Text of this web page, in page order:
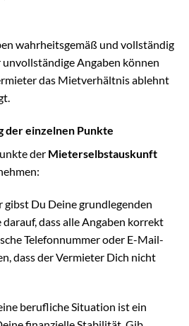
wahrheitsgemäß und vollständig
unvollständige Angaben können
das Mietverhältnis ablehnt
einzelnen Punkte
der Mieterselbstauskunft
gibst Du Deine grundlegenden
dass alle Angaben korrekt
Telefonnummer oder E-Mail-
dass der Vermieter Dich nicht
berufliche Situation ist ein